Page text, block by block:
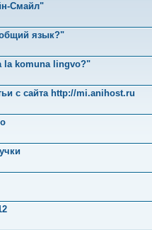
Смайл"
общий язык?"
la komuna lingvo?"
с сайта http://mi.anihost.ru